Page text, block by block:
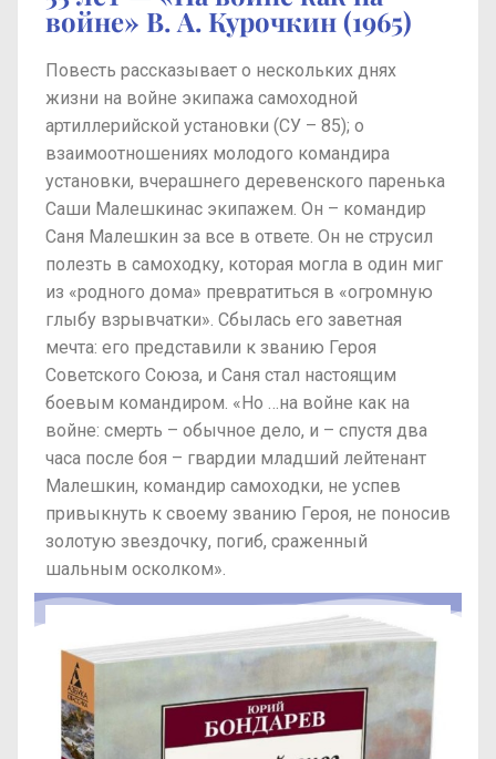
войне» В. А. Курочкин (1965)
Повесть рассказывает о нескольких днях
жизни на войне экипажа самоходной
артиллерийской установки (СУ – 85); о
взаимоотношениях молодого командира
установки, вчерашнего деревенского паренька
Саши Малешкинас экипажем. Он – командир
Саня Малешкин за все в ответе. Он не струсил
полезть в самоходку, которая могла в один миг
из «родного дома» превратиться в «огромную
глыбу взрывчатки». Сбылась его заветная
мечта: его представили к званию Героя
Советского Союза, и Саня стал настоящим
боевым командиром. «Но …на войне как на
войне: смерть – обычное дело, и – спустя два
часа после боя – гвардии младший лейтенант
Малешкин, командир самоходки, не успев
привыкнуть к своему званию Героя, не поносив
золотую звездочку, погиб, сраженный
шальным осколком».